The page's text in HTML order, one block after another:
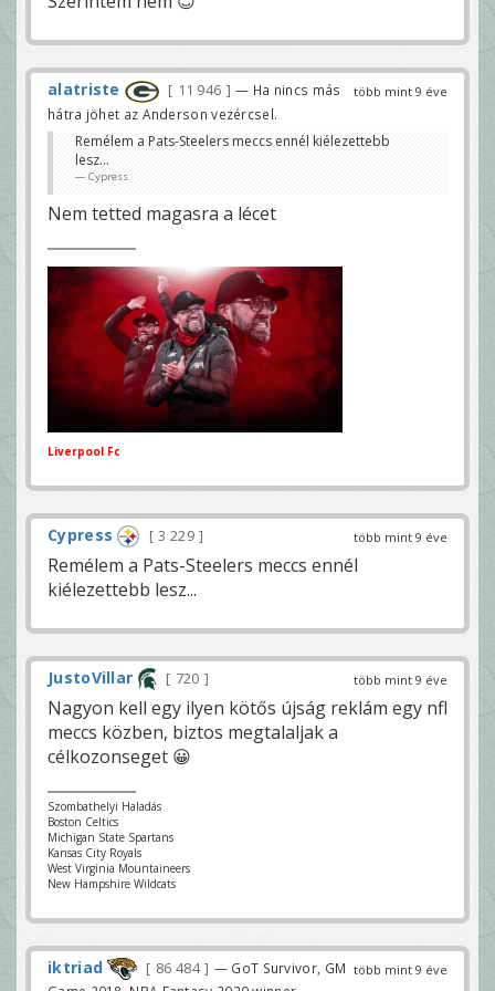
több mint 9 éve
alatriste 11 946
— Ha nincs más
hátra jöhet az Anderson vezércsel.
Remélem a Pats-Steelers meccs ennél kiélezettebb
lesz...
Cypress
Nem tetted magasra a lécet
Liverpool Fc
több mint 9 éve
Cypress 3 229
Remélem a Pats-Steelers meccs ennél
kiélezettebb lesz...
több mint 9 éve
JustoVillar 720
Nagyon kell egy ilyen kötős újság reklám egy nfl
meccs közben, biztos megtalaljak a
célkozonseget 😀
Szombathelyi Haladás
Boston Celtics
Michigan State Spartans
Kansas City Royals
West Virginia Mountaineers
New Hampshire Wildcats
több mint 9 éve
iktriad 86 484
— GoT Survivor, GM